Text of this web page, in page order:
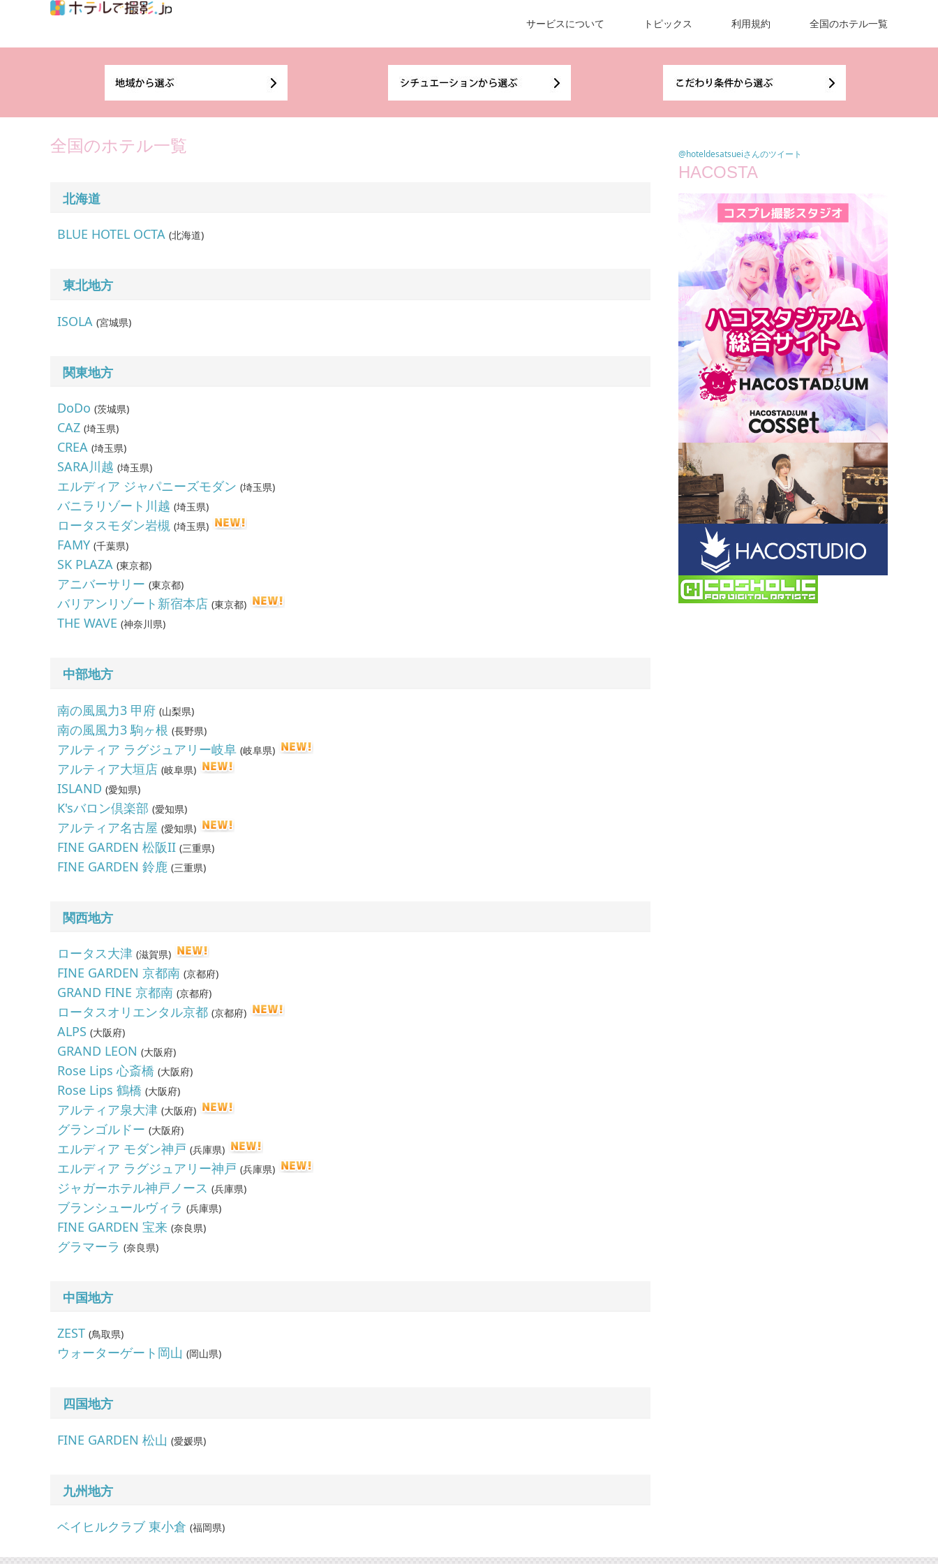
サービスについて トピックス 利用規約 全国のホテル一覧
全国のホテル一覧
北海道
BLUE HOTEL OCTA (北海道)
東北地方
ISOLA (宮城県)
関東地方
DoDo (茨城県)
CAZ (埼玉県)
CREA (埼玉県)
SARA川越 (埼玉県)
エルディア ジャパニーズモダン (埼玉県)
バニラリゾート川越 (埼玉県)
ロータスモダン岩槻 (埼玉県)
FAMY (千葉県)
SK PLAZA (東京都)
アニバーサリー (東京都)
バリアンリゾート新宿本店 (東京都)
THE WAVE (神奈川県)
中部地方
南の風風力3 甲府 (山梨県)
南の風風力3 駒ヶ根 (長野県)
アルティア ラグジュアリー岐阜 (岐阜県)
アルティア大垣店 (岐阜県)
ISLAND (愛知県)
K'sバロン倶楽部 (愛知県)
アルティア名古屋 (愛知県)
FINE GARDEN 松阪II (三重県)
FINE GARDEN 鈴鹿 (三重県)
関西地方
ロータス大津 (滋賀県)
FINE GARDEN 京都南 (京都府)
GRAND FINE 京都南 (京都府)
ロータスオリエンタル京都 (京都府)
ALPS (大阪府)
GRAND LEON (大阪府)
Rose Lips 心斎橋 (大阪府)
Rose Lips 鶴橋 (大阪府)
アルティア泉大津 (大阪府)
グランゴルドー (大阪府)
エルディア モダン神戸 (兵庫県)
エルディア ラグジュアリー神戸 (兵庫県)
ジャガーホテル神戸ノース (兵庫県)
ブランシュールヴィラ (兵庫県)
FINE GARDEN 宝来 (奈良県)
グラマーラ (奈良県)
中国地方
ZEST (鳥取県)
ウォーターゲート岡山 (岡山県)
四国地方
FINE GARDEN 松山 (愛媛県)
九州地方
ベイヒルクラブ 東小倉 (福岡県)
@hoteldesatsueiさんのツイート
HACOSTA